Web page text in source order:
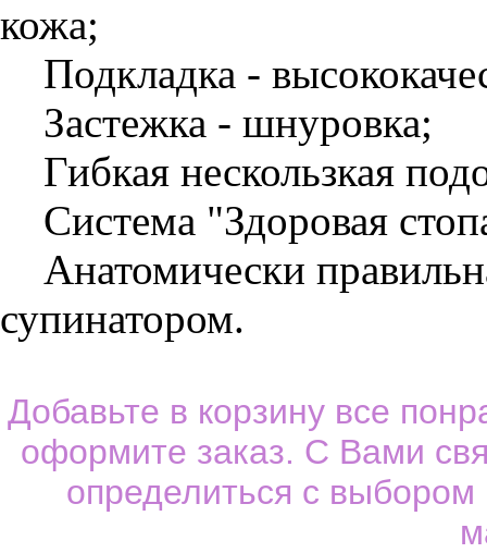
кожа;
Подкладка -
Застежка - шнуровка;
Гибкая нескользкая
Система "Здоровая
Анатомически
супинатором.
Добавьте в корзину все
оформите заказ. С Вами
определиться с